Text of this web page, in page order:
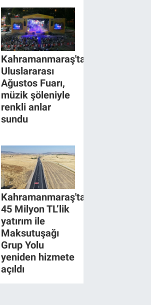
Kahramanmaraş'ta
Uluslararası
Ağustos Fuarı,
müzik şöleniyle
renkli anlar
sundu
Kahramanmaraş'ta
45 Milyon TL’lik
yatırım ile
Maksutuşağı
Grup Yolu
yeniden hizmete
açıldı